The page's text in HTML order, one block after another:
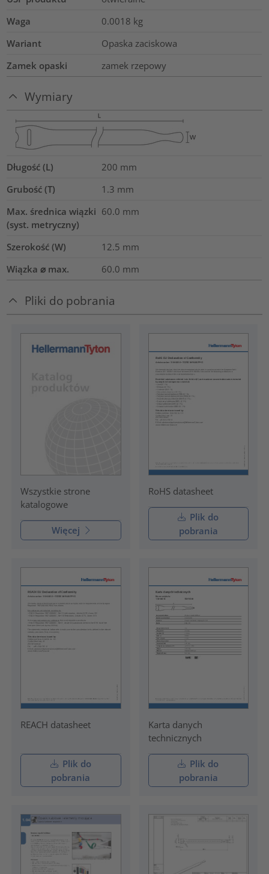
Waga
0.0018 kg
Wariant
Opaska zaciskowa
Zamek opaski
zamek rzepowy
Wymiary
Długość (L) 200 mm
Grubość (T)
1.3 mm
Max. średnica wiązki
(syst. metryczny)
60.0 mm
Szerokość (W) 12.5 mm
Wiązka ⌀ max.
60.0 mm
Pliki do pobrania
Wszystkie strone
katalogowe
Więcej
RoHS datasheet
Plik do
pobrania
REACH datasheet
Plik do
pobrania
Karta danych
technicznych
Plik do
pobrania